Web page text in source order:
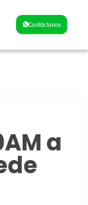
Contáctanos
a